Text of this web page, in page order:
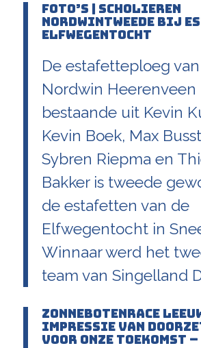
FOTO’S | Scholieren
Nordwintweede bij
Elfwegentocht
De estafetteploeg van
Nordwin Heerenveen
bestaande uit Kevin
Kevin Boek, Max
Sybren Riepma en
Bakker is tweede
de estafetten van de
Elfwegentocht in
Winnaar werd het
team van Singelland
Zonnebotenrace
impressie van
voor onze toekomst –